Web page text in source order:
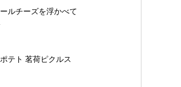
ルチーズを浮かべて
ト 茗荷ピクルス